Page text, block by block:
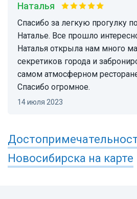
Наталья
Спасибо за легкую прогулку по центру города
Наталье. Все прошло
Наталья открыла нам много
секретиков города и
самом атмосферном
Спасибо огромное.
14 июля 2023
Новосибирска на карте